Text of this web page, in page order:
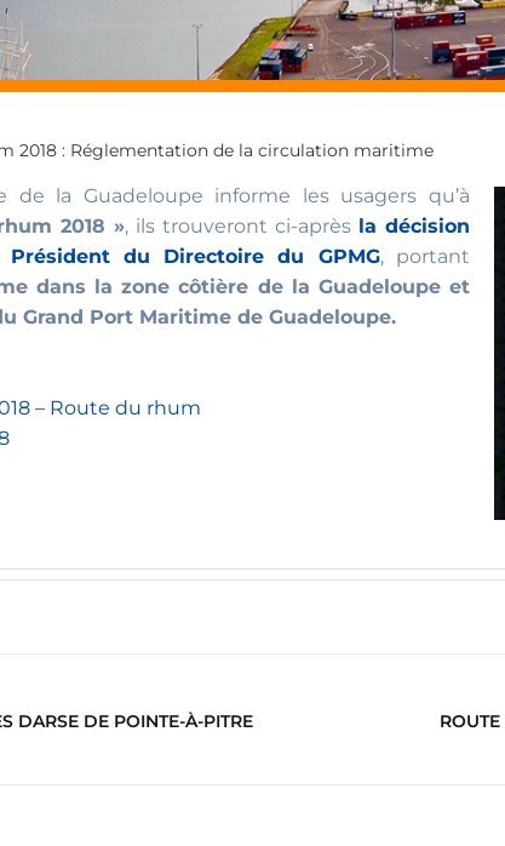
2018 : Réglementation de la circulation maritime
la Guadeloupe informe les usagers qu’à
2018 », ils trouveront ci-après la décision
du Directoire du GPMG, portant
dans la zone côtière de la Guadeloupe et
Grand Port Maritime de Guadeloupe.
– Route du rhum
DARSE DE POINTE-À-PITRE